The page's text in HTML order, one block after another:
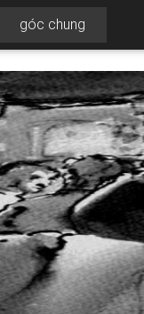
góc chung